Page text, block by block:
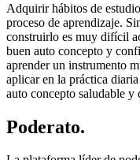
Adquirir hábitos de
proceso de aprendizaje.
construirlo es muy difícil
buen auto concepto y
aprender un instrumento
aplicar en la práctica
auto concepto saludable y
Poderato.